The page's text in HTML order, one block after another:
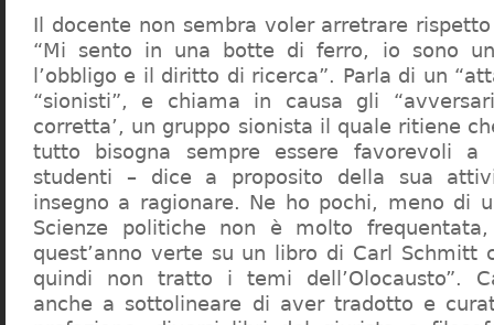
Il docente non sembra voler arretrare
“Mi sento in una botte di ferro, io sono
l’obbligo e il diritto di ricerca”. Parla di un
“sionisti”, e chiama in causa gli
corretta’, un gruppo sionista il quale ritiene
tutto bisogna sempre essere favorevoli a
studenti – dice a proposito della sua
insegno a ragionare. Ne ho pochi, meno di
Scienze politiche non è molto
quest’anno verte su un libro di Carl Schmitt
quindi non tratto i temi dell’Olocausto”.
anche a sottolineare di aver tradotto e